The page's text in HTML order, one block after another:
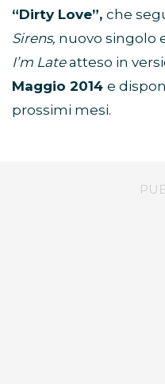
“Dirty Love”, che
Sirens, nuovo singolo
I’m Lateatteso in
Maggio 2014 e
prossimi mesi.